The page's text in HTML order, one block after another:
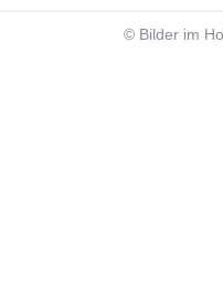
© Bilder im